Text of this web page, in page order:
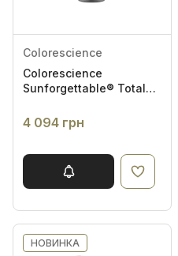
Colorescience
Colorescience
Sunforgettable® Total
Сонцезахисна пудра з
пензлем
4 094 грн
НОВИНКА